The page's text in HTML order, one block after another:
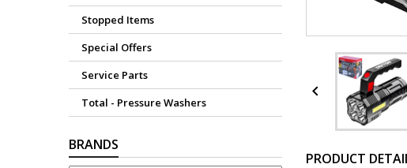
Stopped Items
Special Offers
Service Parts
Total - Pressure Washers
BRANDS

PRODUCT